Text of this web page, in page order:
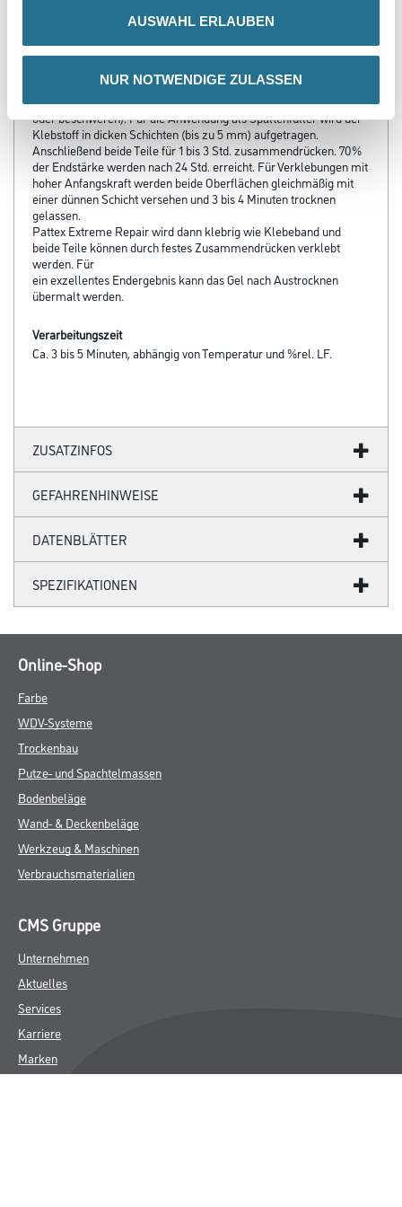
AUSWAHL ERLAUBEN
NUR NOTWENDIGE ZULASSEN
Verarbeitungstemp./Luftfeuchte
Staub und Fetten sein. Für eine transparente Verklebung wird eine
zusammengefügt. Für 1 Stunde zusammendrücken (z. B. mit
Zwingen fixieren
oder beschweren). Für die Anwendung als Spaltenfüller wird der
Klebstoff in dicken Schichten (bis zu 5 mm) aufgetragen.
Anschließend beide Teile für 1 bis 3 Std. zusammendrücken. 70%
der Endstärke werden nach 24 Std. erreicht. Für Verklebungen mit
hoher Anfangskraft werden beide Oberflächen gleichmäßig mit
einer dünnen Schicht versehen und 3 bis 4 Minuten trocknen
gelassen.
Pattex Extreme Repair wird dann klebrig wie Klebeband und
beide Teile können durch festes Zusammendrücken verklebt
werden. Für
ein exzellentes Endergebnis kann das Gel nach Austrocknen
übermalt werden.
Verarbeitungszeit
Ca. 3 bis 5 Minuten, abhängig von Temperatur und %rel. LF.
ZUSATZINFOS
GEFAHRENHINWEISE
DATENBLÄTTER
SPEZIFIKATIONEN
Online-Shop
Farbe
WDV-Systeme
Trockenbau
Putze- und Spachtelmassen
Bodenbeläge
Wand- & Deckenbeläge
Werkzeug & Maschinen
Verbrauchsmaterialien
CMS Gruppe
Unternehmen
Aktuelles
Services
Karriere
Marken